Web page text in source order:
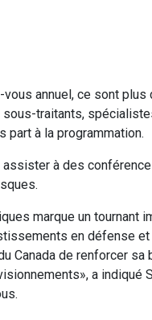
annuel, ce sont
traitants,
part à la programmation.
assister à des
marque un tournant
en défense et
Canada de renforcer
a indiqué